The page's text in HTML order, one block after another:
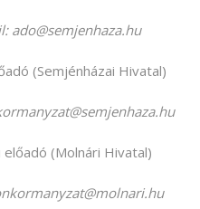
ado@semjenhaza.hu
(Semjénházai Hivatal)
(Molnári Hivatal)